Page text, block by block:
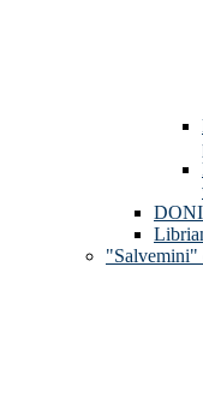
"Salvemini"